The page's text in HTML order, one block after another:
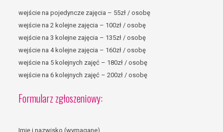
wejście na pojedyncze zajęcia – 55zł / osobę
wejście na 2 kolejne zajęcia – 100zł / osobę
wejście na 3 kolejne zajęcia – 135zł / osobę
wejście na 4 kolejne zajęcia – 160zł / osobę
wejście na 5 kolejnych zajęć – 180zł / osobę
wejście na 6 kolejnych zajęć – 200zł / osobę
Formularz zgłoszeniowy:
Imię i nazwisko (wymagane)